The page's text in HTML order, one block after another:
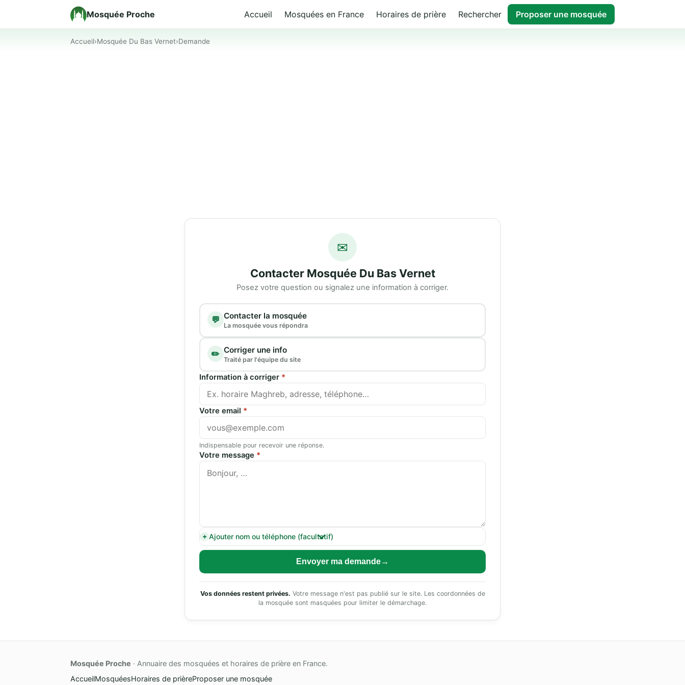
Mosquée Proche Accueil Mosquées en France Horaires de prière Rechercher Proposer une mosquée
Accueil›Mosquée Du Bas Vernet›Demande
✉
Contacter Mosquée Du Bas Vernet
Posez votre question ou signalez une information à corriger.
Type de demande
💬 Contacter la mosquée
La mosquée vous répondra
✏️ Corriger une info
Traité par l'équipe du site
Information à corriger *
Votre email *
Indispensable pour recevoir une réponse.
Votre message *
Ajouter nom ou téléphone (facultatif)
Envoyer ma demande
Vos données restent privées. Votre message n'est pas publié sur le site. Les coordonnées de
la mosquée sont masquées pour limiter le démarchage.
Mosquée Proche · Annuaire des mosquées et horaires de prière en France.
AccueilMosquéesHoraires de prièreProposer une mosquée